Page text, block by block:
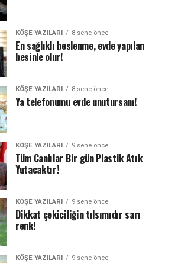
KÖŞE YAZILARI 8 sene önce
En sağlıklı beslenme, evde yapılan
besinle olur!
KÖŞE YAZILARI 8 sene önce
Ya telefonumu evde unutursam!
KÖŞE YAZILARI 9 sene önce
Tüm Canlılar Bir gün Plastik Atık
Yutacaktır!
KÖŞE YAZILARI 9 sene önce
Dikkat çekiciliğin tılsımıdır sarı
renk!
KÖŞE YAZILARI 9 sene önce